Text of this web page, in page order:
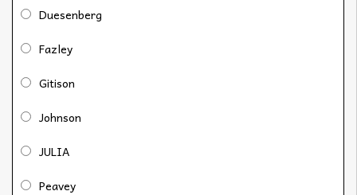
Duesenberg
Fazley
Gitison
Johnson
JULIA
Peavey